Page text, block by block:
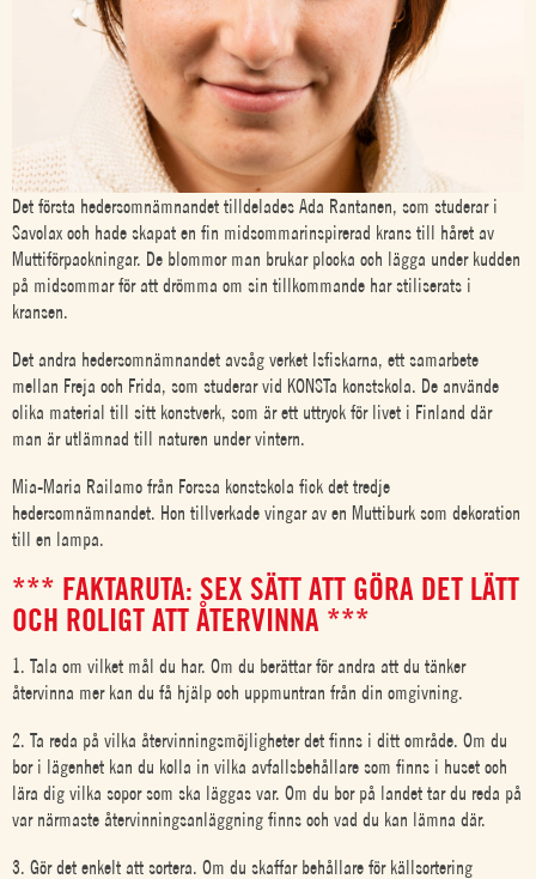
Det första hedersomnämnandet tilldelades Ada Rantanen, som studerar i
Savolax och hade skapat en fin midsommarinspirerad krans till håret av
Muttiförpackningar. De blommor man brukar plocka och lägga under kudden
på midsommar för att drömma om sin tillkommande har stiliserats i
kransen.
Det andra hedersomnämnandet avsåg verket Isfiskarna, ett samarbete
mellan Freja och Frida, som studerar vid KONSTa konstskola. De använde
olika material till sitt konstverk, som är ett uttryck för livet i Finland där
man är utlämnad till naturen under vintern.
Mia-Maria Railamo från Forssa konstskola fick det tredje
hedersomnämnandet. Hon tillverkade vingar av en Muttiburk som dekoration
till en lampa.
*** FAKTARUTA: SEX SÄTT ATT GÖRA DET LÄTT
OCH ROLIGT ATT ÅTERVINNA ***
1. Tala om vilket mål du har. Om du berättar för andra att du tänker
återvinna mer kan du få hjälp och uppmuntran från din omgivning.
2. Ta reda på vilka återvinningsmöjligheter det finns i ditt område. Om du
bor i lägenhet kan du kolla in vilka avfallsbehållare som finns i huset och
lära dig vilka sopor som ska läggas var. Om du bor på landet tar du reda på
var närmaste återvinningsanläggning finns och vad du kan lämna där.
3. Gör det enkelt att sortera. Om du skaffar behållare för källsortering